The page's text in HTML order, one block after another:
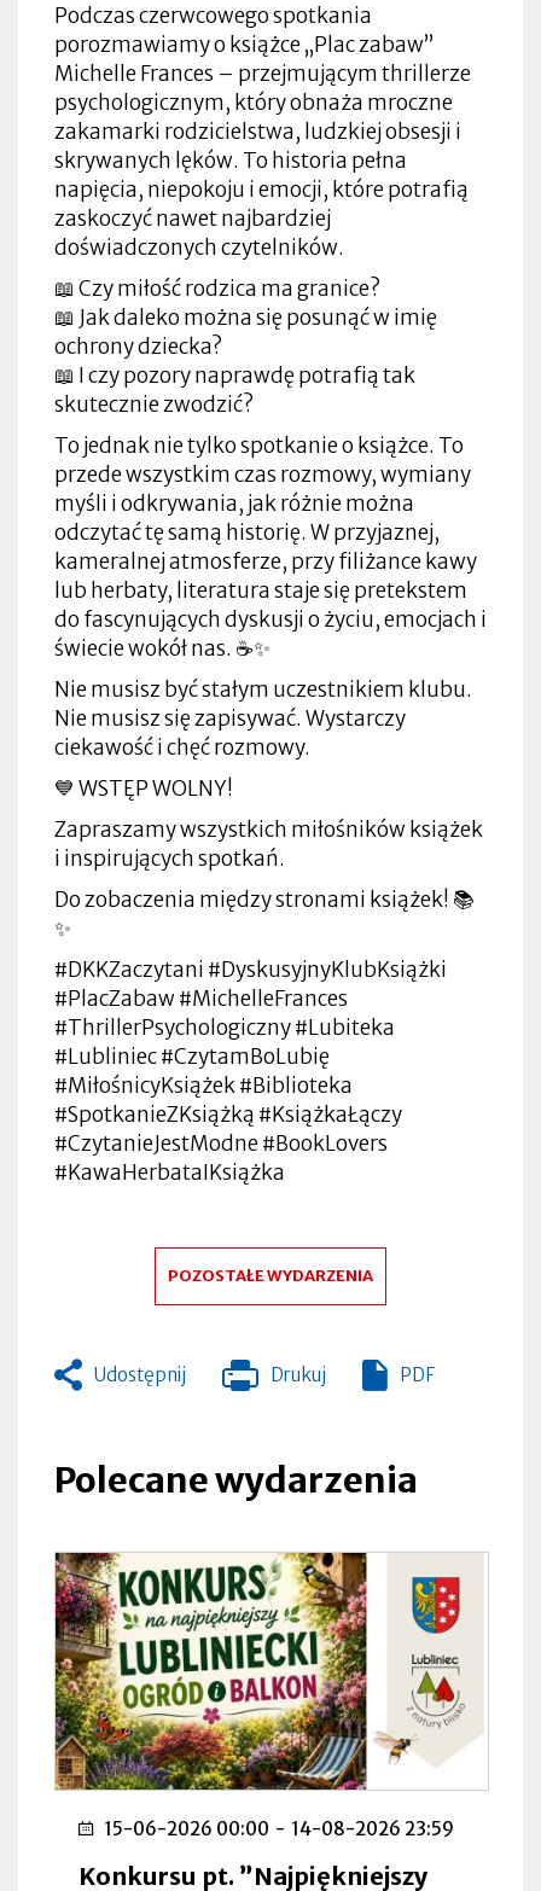
Podczas czerwcowego spotkania
porozmawiamy o książce „Plac zabaw”
Michelle Frances – przejmującym thrillerze
psychologicznym, który obnaża mroczne
zakamarki rodzicielstwa, ludzkiej obsesji i
skrywanych lęków. To historia pełna
napięcia, niepokoju i emocji, które potrafią
zaskoczyć nawet najbardziej
doświadczonych czytelników.
📖 Czy miłość rodzica ma granice?
📖 Jak daleko można się posunąć w imię
ochrony dziecka?
📖 I czy pozory naprawdę potrafią tak
skutecznie zwodzić?
To jednak nie tylko spotkanie o książce. To
przede wszystkim czas rozmowy, wymiany
myśli i odkrywania, jak różnie można
odczytać tę samą historię. W przyjaznej,
kameralnej atmosferze, przy filiżance kawy
lub herbaty, literatura staje się pretekstem
do fascynujących dyskusji o życiu, emocjach i
świecie wokół nas. ☕✨
Nie musisz być stałym uczestnikiem klubu.
Nie musisz się zapisywać. Wystarczy
ciekawość i chęć rozmowy.
💙 WSTĘP WOLNY!
Zapraszamy wszystkich miłośników książek
i inspirujących spotkań.
Do zobaczenia między stronami książek! 📚
✨
#DKKZaczytani #DyskusyjnyKlubKsiążki
#PlacZabaw #MichelleFrances
#ThrillerPsychologiczny #Lubiteka
#Lubliniec #CzytamBoLubię
#MiłośnicyKsiążek #Biblioteka
#SpotkanieZKsiążką #KsiążkaŁączy
#CzytanieJestModne #BookLovers
#KawaHerbataIKsiążka
POZOSTAŁE WYDARZENIA
Udostępnij Drukuj
Otworzy
zakładce
PDF
Polecane wydarzenia
15-06-2026 00:00 - 14-08-2026 23:59
Konkursu pt. ”Najpiękniejszy